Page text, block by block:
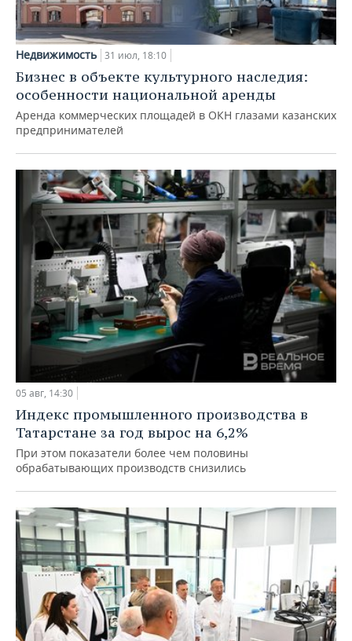
Недвижимость 31 июл, 18:10
Бизнес в объекте культурного наследия:
особенности национальной аренды
Аренда коммерческих площадей в ОКН глазами казанских
предпринимателей
05 авг, 14:30
Индекс промышленного производства в
Татарстане за год вырос на 6,2%
При этом показатели более чем половины
обрабатывающих производств снизились